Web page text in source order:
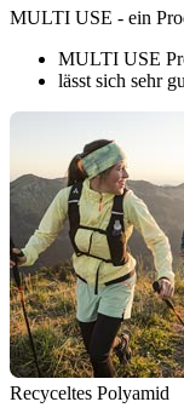
MULTI USE - ein
MULTI USE
lässt sich sehr
Recyceltes Polyamid